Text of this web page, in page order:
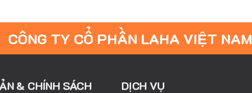
CÔNG TY CỔ PHẦN LAHA VIỆT NAM
& CHÍNH SÁCH DỊCH VỤ